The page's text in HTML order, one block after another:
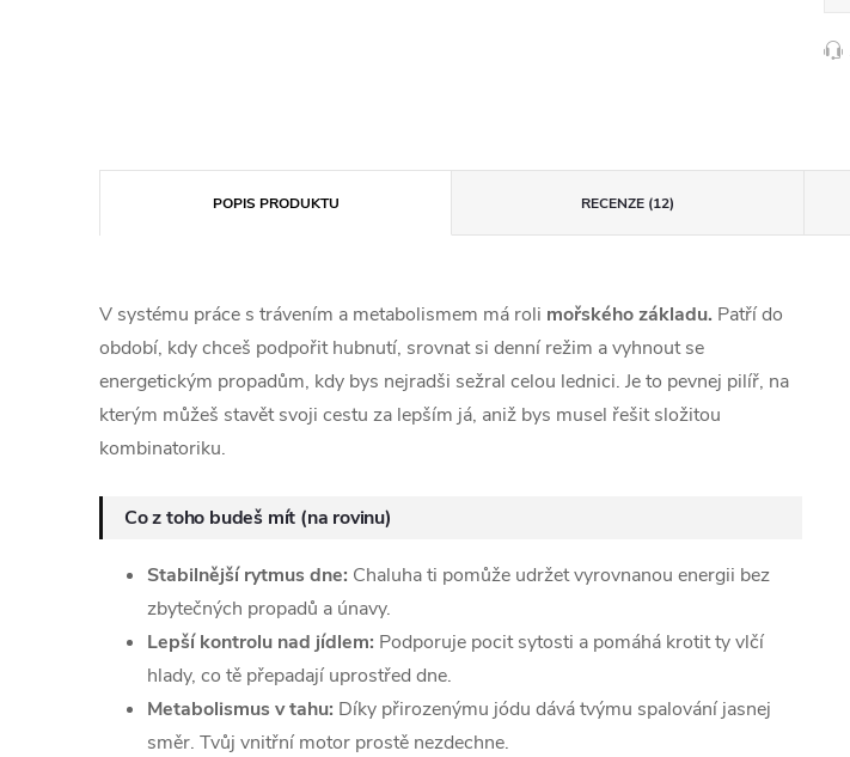
POPIS PRODUKTU RECENZE (12)
V systému práce s trávením a metabolismem má roli mořského základu. Patří do
období, kdy chceš podpořit hubnutí, srovnat si denní režim a vyhnout se
energetickým propadům, kdy bys nejradši sežral celou lednici. Je to pevnej pilíř, na
kterým můžeš stavět svoji cestu za lepším já, aniž bys musel řešit složitou
kombinatoriku.
Co z toho budeš mít (na rovinu)
Stabilnější rytmus dne: Chaluha ti pomůže udržet vyrovnanou energii bez
zbytečných propadů a únavy.
Lepší kontrolu nad jídlem: Podporuje pocit sytosti a pomáhá krotit ty vlčí
hlady, co tě přepadají uprostřed dne.
Metabolismus v tahu: Díky přirozenýmu jódu dává tvýmu spalování jasnej
směr. Tvůj vnitřní motor prostě nezdechne.